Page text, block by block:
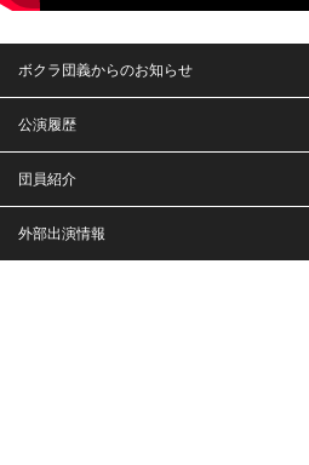
ボクラ団義からのお知らせ
公演履歴
団員紹介
外部出演情報